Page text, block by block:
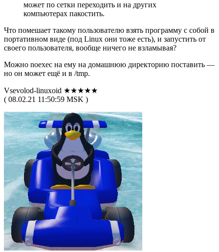
может по сетки переходить и на других
компьютерах пакостить.
Что помешает такому пользователю взять программу с собой в
портативном виде (под Linux они тоже есть), и запустить от
своего пользователя, вообще ничего не взламывая?
Можно noexec на ему на домашнюю директорию поставить —
но он может ещё и в /tmp.
Vsevolod-linuxoid ★★★★★
( 08.02.21 11:50:59 MSK )